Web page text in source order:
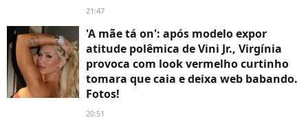
21:47
'A mãe tá on': após modelo expor
atitude polêmica de Vini Jr., Virgínia
provoca com look vermelho curtinho
tomara que caia e deixa web babando.
Fotos!
20:51